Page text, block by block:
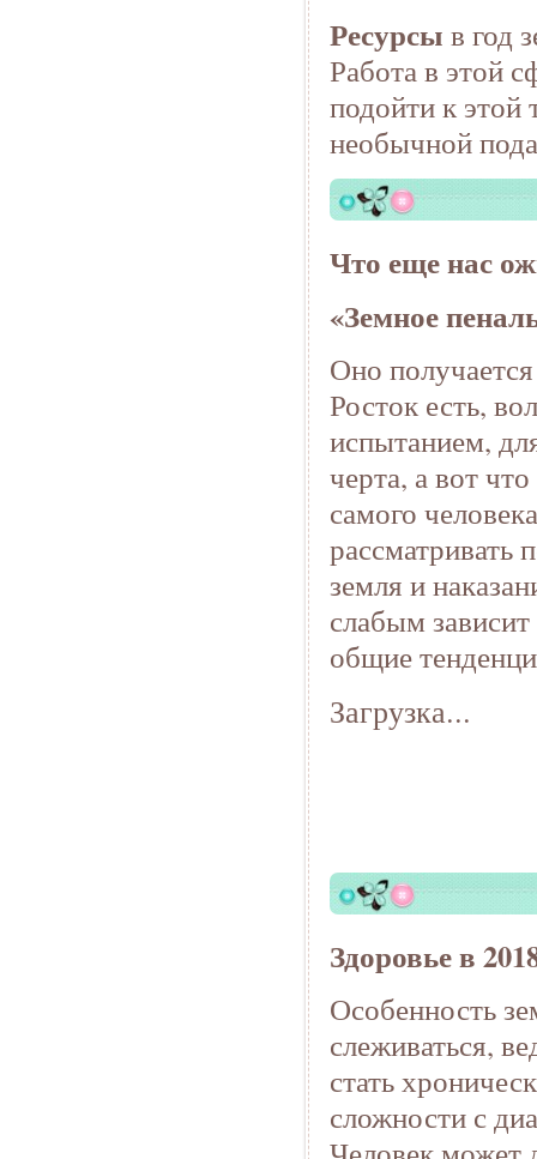
Ресурсы в год
Работа в этой
подойти к
необычной
Что еще нас
«Земное
Оно
Росток есть,
испытанием,
черта, а вот
самого
рассматривать
земля и
слабым
общие
Загрузка...
Здоровье в
Особенность
слеживаться,
стать
сложности с